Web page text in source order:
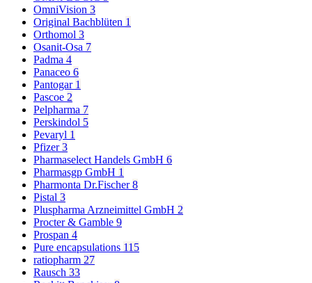
OmniVision 3
Original Bachblüten 1
Orthomol 3
Osanit-Osa 7
Padma 4
Panaceo 6
Pantogar 1
Pascoe 2
Pelpharma 7
Perskindol 5
Pevaryl 1
Pfizer3
Pharmaselect Handels GmbH 6
Pharmasgp GmbH 1
Pharmonta Dr.Fischer8
Pistal 3
Pluspharma Arzneimittel GmbH 2
Procter & Gamble 9
Prospan 4
Pure encapsulations 115
ratiopharm 27
Rausch 33